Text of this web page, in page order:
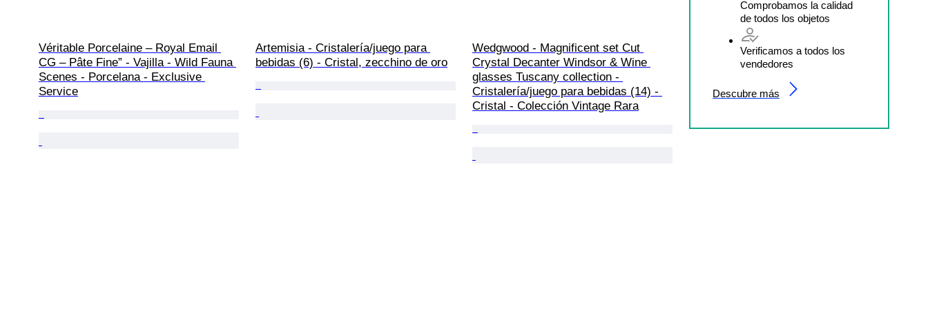
Comprobamos la calidad
de todos los objetos
Verificamos a todos los
vendedores
Descubre más
Véritable Porcelaine – Royal Email
CG – Pâte Fine” - Vajilla - Wild Fauna
Scenes - Porcelana - Exclusive
Service
Artemisia - Cristalería/juego para
bebidas (6) - Cristal, zecchino de oro
Wedgwood - Magnificent set Cut
Crystal Decanter Windsor & Wine
glasses Tuscany collection -
Cristalería/juego para bebidas (14) -
Cristal - Colección Vintage Rara